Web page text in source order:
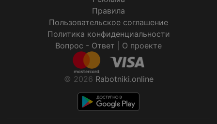
Правила
Пользовательское соглашение
Политика конфиденциальности
Вопрос - Ответ
О проекте
© 2026 Rabotniki.online